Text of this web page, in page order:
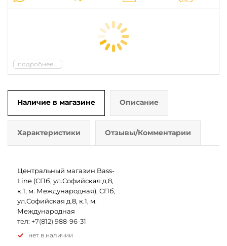
подробнее...
Наличие в магазине Описание
Характеристики Отзывы/Комментарии
Центральный магазин Bass-
Line (СПб, ул.Софийская д.8,
к.1, м. Международная), СПб,
ул.Софийская д.8, к.1, м.
Международная
тел: +7(812) 988-96-31
Нет в наличии